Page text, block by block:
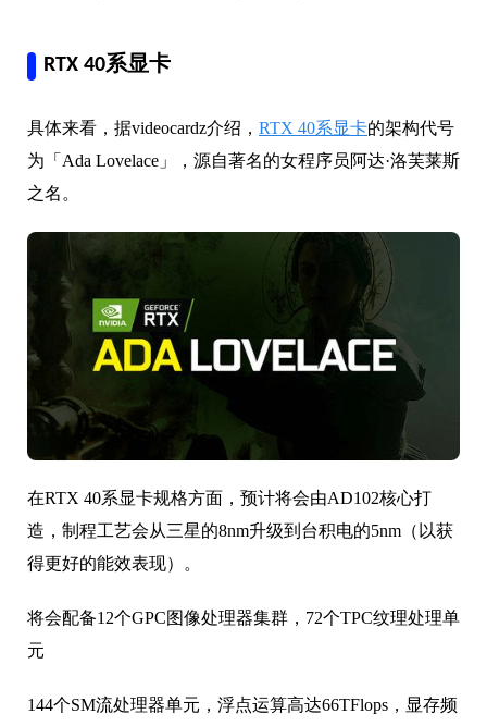
RTX 40系显卡
具体来看，据videocardz介绍， RTX 40系显卡的架构代号
为「Ada Lovelace」，源自著名的女程序员阿达·洛芙莱斯
之名。
在RTX 40系显卡规格方面，预计将会由AD102核心打
造，制程工艺会从三星的8nm升级到台积电的5nm（以获
得更好的能效表现）。
将会配备12个GPC图像处理器集群，72个TPC纹理处理单
元
144个SM流处理器单元，浮点运算高达66TFlops，显存频